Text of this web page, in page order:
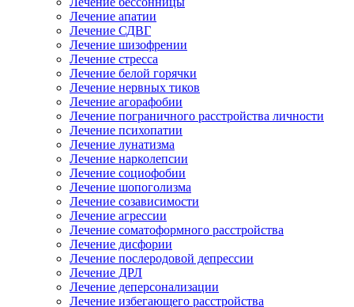
Лечение апатии
Лечение СДВГ
Лечение шизофрении
Лечение стресса
Лечение белой горячки
Лечение нервных тиков
Лечение агорафобии
Лечение пограничного расстройства личности
Лечение психопатии
Лечение лунатизма
Лечение нарколепсии
Лечение социофобии
Лечение шопоголизма
Лечение созависимости
Лечение агрессии
Лечение соматоформного расстройства
Лечение дисфории
Лечение послеродовой депрессии
Лечение ДРЛ
Лечение деперсонализации
Лечение избегающего расстройства